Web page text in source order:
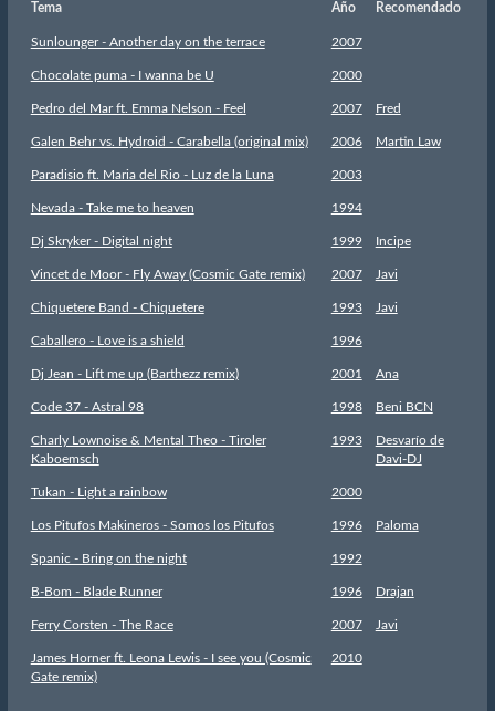
Tema Año Recomendado
Sunlounger - Another day on the terrace 2007
Chocolate puma - I wanna be U 2000
Pedro del Mar ft. Emma Nelson - Feel 2007 Fred
Galen Behr vs. Hydroid - Carabella (original mix) 2006 Martin Law
Paradisio ft. Maria del Rio - Luz de la Luna 2003
Nevada - Take me to heaven 1994
Dj Skryker - Digital night 1999 Incipe
Vincet de Moor - Fly Away (Cosmic Gate remix) 2007 Javi
Chiquetere Band - Chiquetere 1993 Javi
Caballero - Love is a shield 1996
Dj Jean - Lift me up (Barthezz remix) 2001 Ana
Code 37 - Astral 98 1998 Beni BCN
Charly Lownoise & Mental Theo - Tiroler
Kaboemsch
1993
Desvarío de
Davi-DJ
Tukan - Light a rainbow 2000
Los Pitufos Makineros - Somos los Pitufos 1996 Paloma
Spanic - Bring on the night 1992
B-Bom - Blade Runner 1996 Drajan
Ferry Corsten - The Race 2007 Javi
James Horner ft. Leona Lewis - I see you (Cosmic
Gate remix)
2010